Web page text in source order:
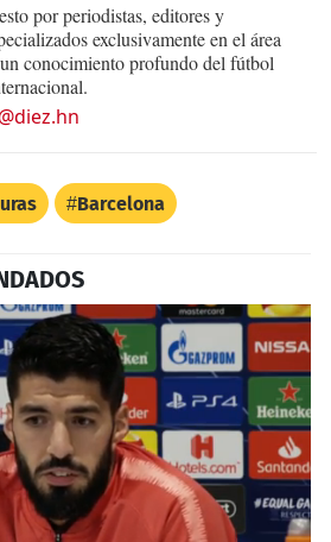
por periodistas, editores y
exclusivamente en el área
conocimiento profundo del fútbol
Barcelona